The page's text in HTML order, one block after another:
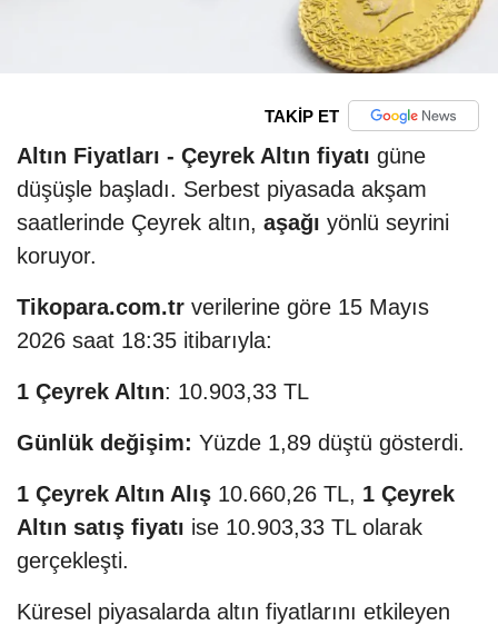
TAKİP ET
Altın Fiyatları - Çeyrek Altın fiyatı güne
düşüşle başladı. Serbest piyasada akşam
saatlerinde Çeyrek altın, aşağı yönlü seyrini
koruyor.
Tikopara.com.tr verilerine göre 15 Mayıs
2026 saat 18:35 itibarıyla:
1 Çeyrek Altın: 10.903,33 TL
Günlük değişim: Yüzde 1,89 düştü gösterdi.
1 Çeyrek Altın Alış 10.660,26 TL, 1 Çeyrek
Altın satış fiyatı ise 10.903,33 TL olarak
gerçekleşti.
Küresel piyasalarda altın fiyatlarını etkileyen